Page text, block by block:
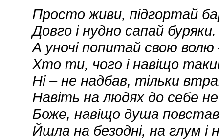
Просто живи, підгортай
Довго і нудно сапай буряки.
А уночі попитай свою волю
Хто ти, чого і навіщо
Ні – не надбав, тільки
Навіть на людях до себе
Боже, навіщо душа
Йшла на безодні, на глум і